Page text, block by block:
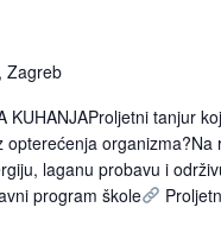
Zagreb
KUHANJAProljetni tanjur
laganu probavu i
program škole